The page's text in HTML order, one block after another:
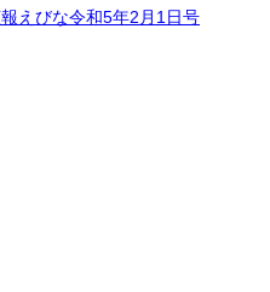
えびな令和5年2月1日号